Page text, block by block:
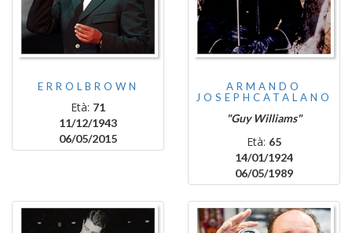
ERROLBROWN
Età: 71
11/12/1943
06/05/2015
ARMANDO
JOSEPHCATALANO
"Guy Williams"
Età: 65
14/01/1924
06/05/1989